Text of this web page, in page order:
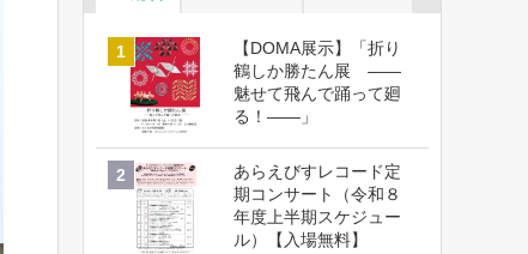
【DOMA展示】「折り
鶴しか勝たん展 ――
魅せて飛んで踊って廻
る！――」
あらえびすレコード定
期コンサート（令和８
年度上半期スケジュー
ル）【入場無料】